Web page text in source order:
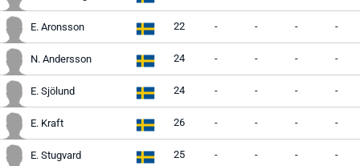
E. Aronsson 22 - - - -
N. Andersson 24 - - - -
E. Sjölund 24 - - - -
E. Kraft 26 - - - -
E. Stugvard 25 - - - -